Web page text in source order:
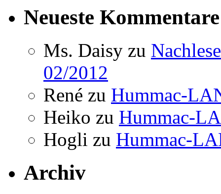
Neueste Kommentare
Ms. Daisy zu
02/2012
René zu Hummac-
Heiko zu Hummac-
Hogli zu Hummac-
Archiv